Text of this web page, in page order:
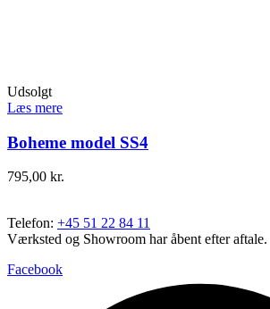
Udsolgt
Læs mere
Boheme model SS4
795,00 kr.
Telefon: +45 51 22 84 11
Værksted og Showroom har åbent efter aftale.
Facebook